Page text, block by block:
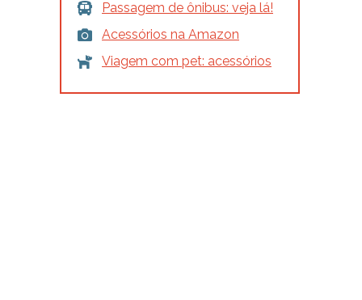
Passagem de ônibus: veja lá!
Acessórios na Amazon
Viagem com pet: acessórios